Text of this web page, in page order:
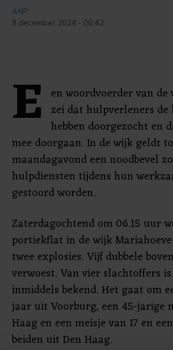
ANP
9 december 2024 - 06:42
E en woordvoerder van
zei dat hulpverleners de
hebben doorgezocht en
mee doorgaan. In de wijk geldt
maandagavond een noodbevel
hulpdiensten tijdens hun
gestoord worden.
Zaterdagochtend om 06.15 uur
portiekflat in de wijk
twee explosies. Vijf dubbele
verwoest. Van vier slachtoffers
inmiddels bekend. Het gaat om
jaar uit Voorburg, een 45-jarige
Haag en een meisje van 17 en
beiden uit Den Haag.